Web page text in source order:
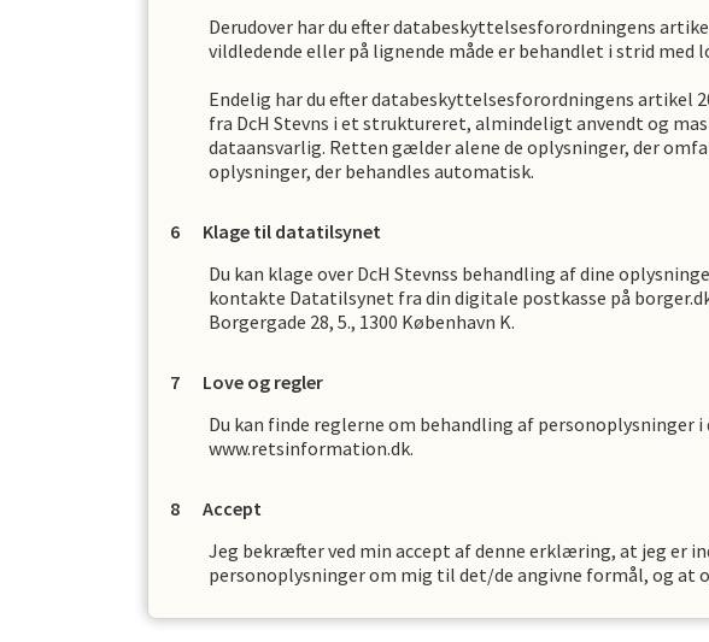
Derudover har du efter databeskyttelsesforordningens
vildledende eller på lignende måde er behandlet i strid med
Endelig har du efter databeskyttelsesforordningens
fra DcH Stevns i et struktureret, almindeligt anvendt og
dataansvarlig. Retten gælder alene de oplysninger, der
oplysninger, der behandles automatisk.
Klage til datatilsynet
Du kan klage over DcH Stevnss behandling af dine
kontakte Datatilsynet fra din digitale postkasse på
Borgergade 28, 5., 1300 København K.
Love og regler
Du kan finde reglerne om behandling af
www.retsinformation.dk.
Accept
Jeg bekræfter ved min accept af denne erklæring, at jeg er
personoplysninger om mig til det/de angivne formål, og at